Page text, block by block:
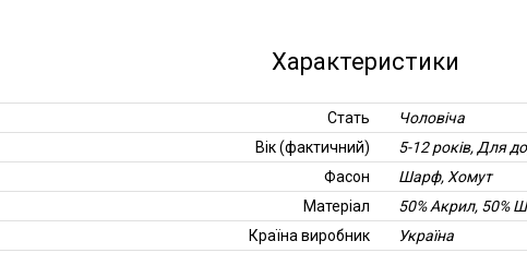
Характеристики
Стать
Чоловіча
Вік (фактичний)
5-12 років, Для
Фасон
Шарф, Хомут
Матеріал
50% Акрил, 50%
Країна виробник
Україна